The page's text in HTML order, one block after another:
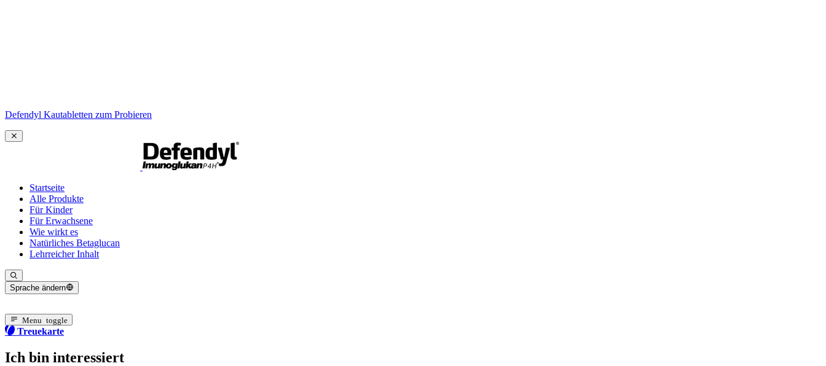
Defendyl Kautabletten zum Probieren
Startseite
Alle Produkte
Für Kinder
Für Erwachsene
Wie wirkt es
Natürliches Betaglucan
Lehrreicher Inhalt
Sprache ändern
Menu toggle
Treuekarte
Ich bin interessiert